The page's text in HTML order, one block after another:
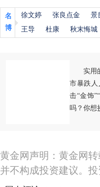
名
博
徐文婷 张良点金 景
王导
杜康 秋末悔城
实用
市暴跌人
击“金饰
吗？你想
黄金网声明：黄金网
并不构成投资建议。投